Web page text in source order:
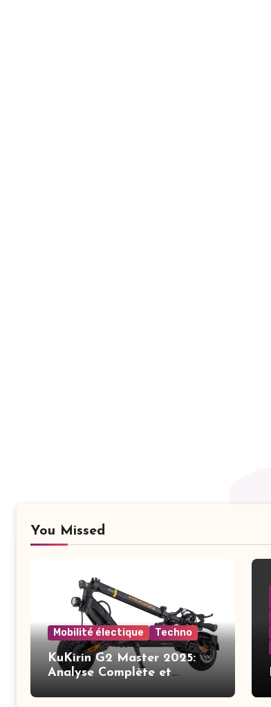
You Missed
Mobilité électique Techno
KuKirin G2 Master 2025:
Analyse Complète et